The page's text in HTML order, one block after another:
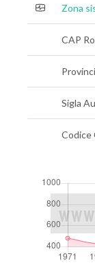
Zona
CAP
Sigla
Codice